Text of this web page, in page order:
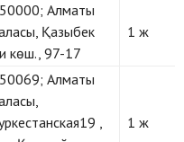
Алматы
Қазыбек
көш., 97-17
1 ж
Алматы
,
1 ж